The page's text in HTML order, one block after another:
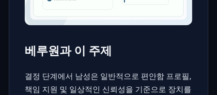
베루원과 이 주제
결정 단계에서 남성은 일반적으로 편안함 프로필,
책임 지원 및 일상적인 신뢰성을 기준으로 장치를